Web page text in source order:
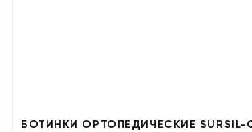
БОТИНКИ ОРТОПЕДИЧЕСКИЕ SURSIL-